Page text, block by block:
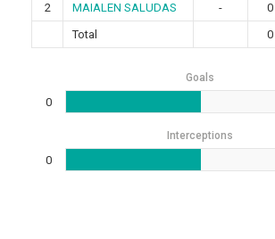
2
MAIALEN SALUDAS - 0
Total
0
Goals
0
Interceptions
0